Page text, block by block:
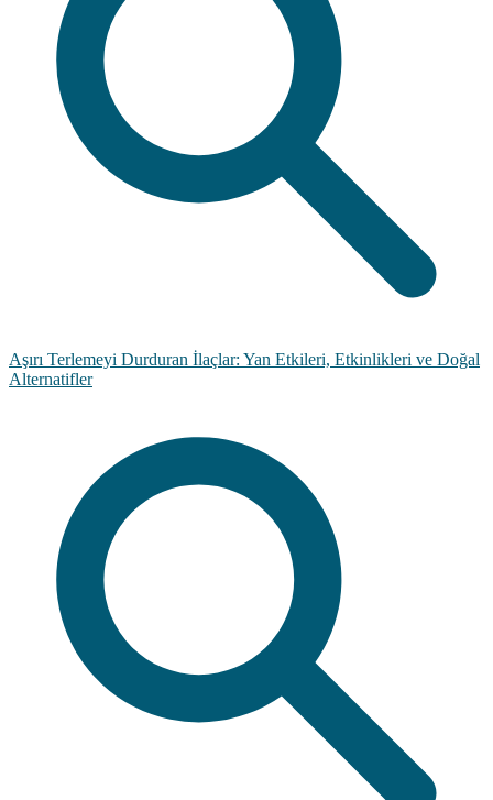
Aşırı Terlemeyi Durduran İlaçlar: Yan Etkileri, Etkinlikleri ve Doğal
Alternatifler